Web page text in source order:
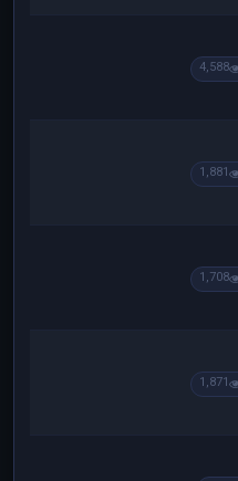
4,588
1,881
1,708
1,871